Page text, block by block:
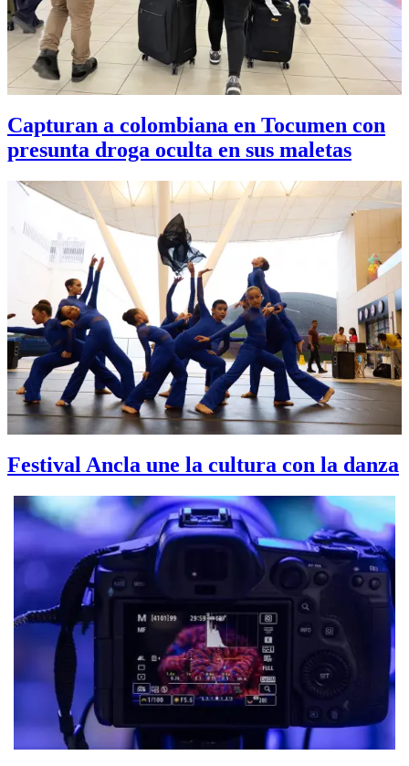
Capturan a colombiana en Tocumen con
presunta droga oculta en sus maletas
Festival Ancla une la cultura con la danza